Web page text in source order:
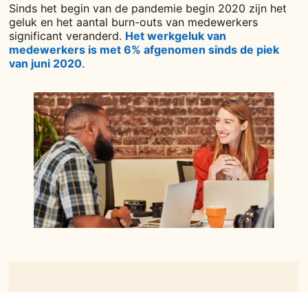
Sinds het begin van de pandemie begin 2020 zijn het
geluk en het aantal burn-outs van medewerkers
significant veranderd. Het werkgeluk van
medewerkers is met 6% afgenomen sinds de piek
van juni 2020opens in a new tab
.